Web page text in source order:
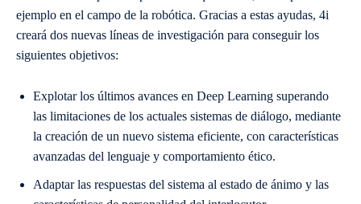
ejemplo en el campo de la robótica. Gracias a estas ayudas, 4i
creará dos nuevas líneas de investigación para conseguir los
siguientes objetivos:
Explotar los últimos avances en Deep Learning superando
las limitaciones de los actuales sistemas de diálogo, mediante
la creación de un nuevo sistema eficiente, con características
avanzadas del lenguaje y comportamiento ético.
Adaptar las respuestas del sistema al estado de ánimo y las